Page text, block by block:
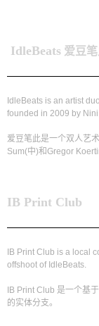
IdleBeats 爱豆
IdleBeats is an artist
founded in 2009 by
爱豆笔此是一个双人艺
Sum(中)和Gregor
IB Print Club
IB Print Club is a local
offshoot of IdleBeats.
IB Print Club 是一个基
的实体分支。